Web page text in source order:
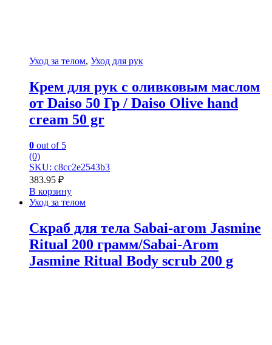
Уход за телом, Уход для рук
Крем для рук с оливковым маслом
от Daiso 50 Гр / Daiso Olive hand
cream 50 gr
0 out of 5
(0)
SKU: c8cc2e2543b3
383.95 ₽
В корзину
Уход за телом
Скраб для тела Sabai-arom Jasmine
Ritual 200 грамм/Sabai-Arom
Jasmine Ritual Body scrub 200 g